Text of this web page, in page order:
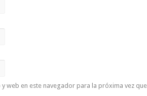
web en este navegador para la próxima vez